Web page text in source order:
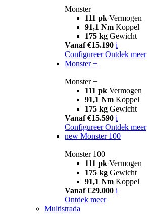
Monster
111 pk Vermogen
91,1 Nm Koppel
175 kg Gewicht
Vanaf €15.190 i
Configureer Ontdek meer
Monster +
Monster +
111 pk Vermogen
91,1 Nm Koppel
175 kg Gewicht
Vanaf €15.590 i
Configureer Ontdek meer
new Monster 100
Monster 100
111 pk Vermogen
175 kg Gewicht
91,1 Nm Koppel
Vanaf €29.000 i
Ontdek meer
Multistrada